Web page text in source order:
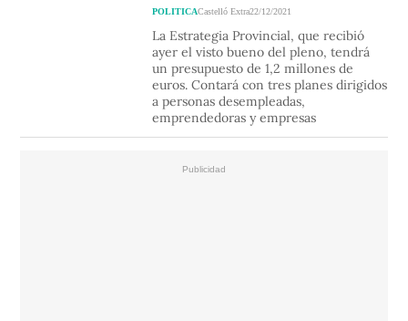
POLITICACastelló Extra22/12/2021
La Estrategia Provincial, que recibió
ayer el visto bueno del pleno, tendrá
un presupuesto de 1,2 millones de
euros. Contará con tres planes dirigidos
a personas desempleadas,
emprendedoras y empresas